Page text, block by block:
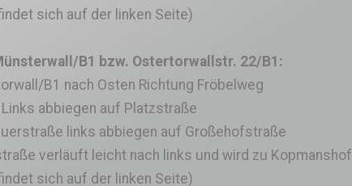
sich auf der linken Seite)
B1 bzw. Ostertorwallstr. 22/B1:
B1 nach Osten Richtung Fröbelweg
abbiegen auf Platzstraße
links abbiegen auf Großehofstraße
verläuft leicht nach links und wird zu Kopmanshof
sich auf der linken Seite)